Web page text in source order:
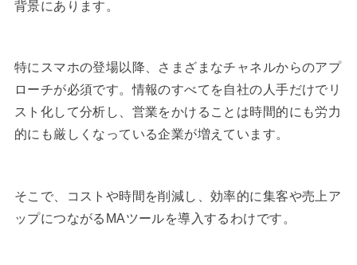
背景にあります。
特にスマホの登場以降、さまざまなチャネルからのアプ
ローチが必須です。情報のすべてを自社の人手だけでリ
スト化して分析し、営業をかけることは時間的にも労力
的にも厳しくなっている企業が増えています。
そこで、コストや時間を削減し、効率的に集客や売上ア
ップにつながるMAツールを導入するわけです。